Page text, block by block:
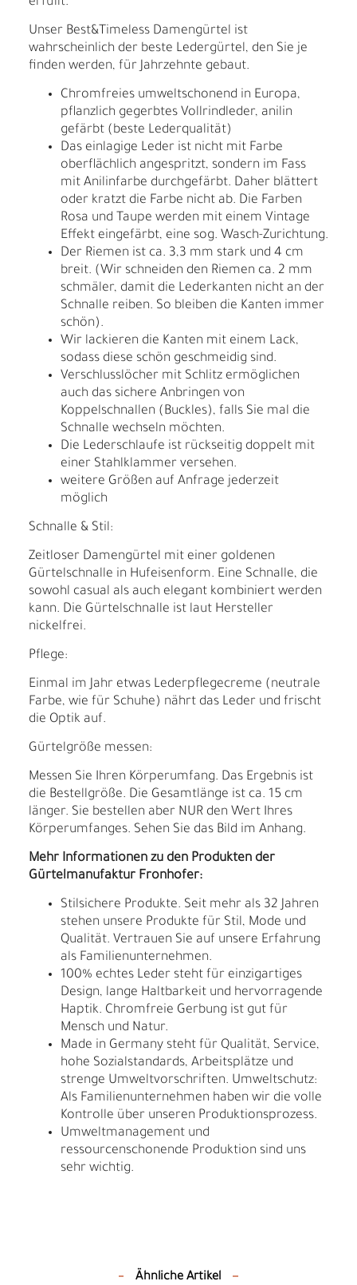
Unser Best&Timeless Damengürtel ist
wahrscheinlich der beste Ledergürtel, den Sie je
finden werden, für Jahrzehnte gebaut.
Chromfreies umweltschonend in Europa,
pflanzlich gegerbtes Vollrindleder, anilin
gefärbt (beste Lederqualität)
Das einlagige Leder ist nicht mit Farbe
oberflächlich angespritzt, sondern im Fass
mit Anilinfarbe durchgefärbt. Daher blättert
oder kratzt die Farbe nicht ab. Die Farben
Rosa und Taupe werden mit einem Vintage
Effekt eingefärbt, eine sog. Wasch-Zurichtung.
Der Riemen ist ca. 3,3 mm stark und 4 cm
breit. (Wir schneiden den Riemen ca. 2 mm
schmäler, damit die Lederkanten nicht an der
Schnalle reiben. So bleiben die Kanten immer
schön).
Wir lackieren die Kanten mit einem Lack,
sodass diese schön geschmeidig sind.
Verschlusslöcher mit Schlitz ermöglichen
auch das sichere Anbringen von
Koppelschnallen (Buckles), falls Sie mal die
Schnalle wechseln möchten.
Die Lederschlaufe ist rückseitig doppelt mit
einer Stahlklammer versehen.
weitere Größen auf Anfrage jederzeit
möglich
Schnalle & Stil:
Zeitloser Damengürtel mit einer goldenen
Gürtelschnalle in Hufeisenform. Eine Schnalle, die
sowohl casual als auch elegant kombiniert werden
kann. Die Gürtelschnalle ist laut Hersteller
nickelfrei.
Pflege:
Einmal im Jahr etwas Lederpflegecreme (neutrale
Farbe, wie für Schuhe) nährt das Leder und frischt
die Optik auf.
Gürtelgröße messen:
Messen Sie Ihren Körperumfang. Das Ergebnis ist
die Bestellgröße. Die Gesamtlänge ist ca. 15 cm
länger. Sie bestellen aber NUR den Wert Ihres
Körperumfanges. Sehen Sie das Bild im Anhang.
Mehr Informationen zu den Produkten der
Gürtelmanufaktur Fronhofer:
Stilsichere Produkte. Seit mehr als 32 Jahren
stehen unsere Produkte für Stil, Mode und
Qualität. Vertrauen Sie auf unsere Erfahrung
als Familienunternehmen.
100% echtes Leder steht für einzigartiges
Design, lange Haltbarkeit und hervorragende
Haptik. Chromfreie Gerbung ist gut für
Mensch und Natur.
Made in Germany steht für Qualität, Service,
hohe Sozialstandards, Arbeitsplätze und
strenge Umweltvorschriften. Umweltschutz:
Als Familienunternehmen haben wir die volle
Kontrolle über unseren Produktionsprozess.
Umweltmanagement und
ressourcenschonende Produktion sind uns
sehr wichtig.
Ähnliche Artikel